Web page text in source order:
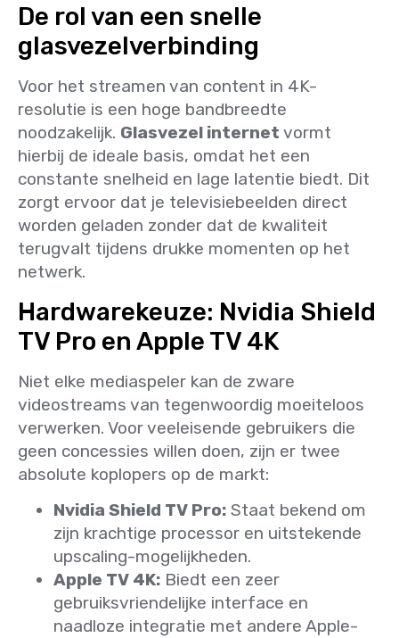
De rol van een snelle
glasvezelverbinding
Voor het streamen van content in 4K-
resolutie is een hoge bandbreedte
noodzakelijk. Glasvezel internet vormt
hierbij de ideale basis, omdat het een
constante snelheid en lage latentie biedt. Dit
zorgt ervoor dat je televisiebeelden direct
worden geladen zonder dat de kwaliteit
terugvalt tijdens drukke momenten op het
netwerk.
Hardwarekeuze: Nvidia Shield
TV Pro en Apple TV 4K
Niet elke mediaspeler kan de zware
videostreams van tegenwoordig moeiteloos
verwerken. Voor veeleisende gebruikers die
geen concessies willen doen, zijn er twee
absolute koplopers op de markt:
Nvidia Shield TV Pro: Staat bekend om
zijn krachtige processor en uitstekende
upscaling-mogelijkheden.
Apple TV 4K: Biedt een zeer
gebruiksvriendelijke interface en
naadloze integratie met andere Apple-